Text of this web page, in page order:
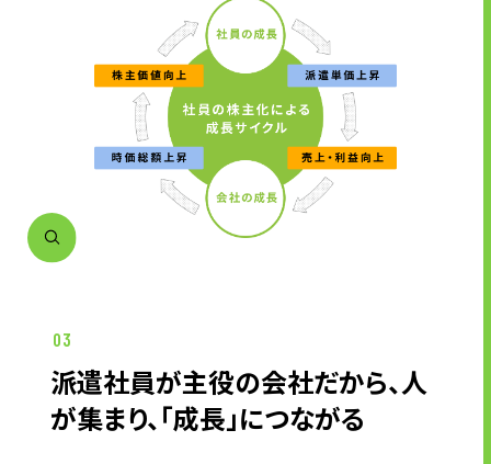
免責事項
企業情報TOP
長期経営ビジョン
ブランドマーク
トップメッセージ
03
派遣社員が主役の会社だから、人
が集まり、「成長」につながる